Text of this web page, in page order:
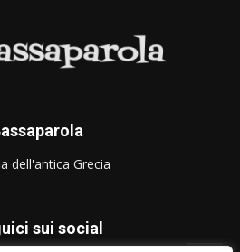
dell'antica Grecia
sui social